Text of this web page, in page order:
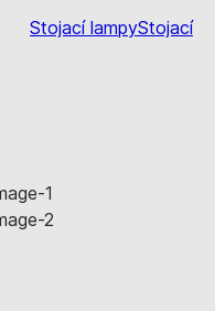
Stojací lampyStojací